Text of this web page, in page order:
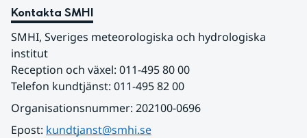
Kontakta SMHI
SMHI, Sveriges meteorologiska och hydrologiska
institut
Reception och växel: 011-495 80 00
Telefon kundtjänst: 011-495 82 00
Organisationsnummer: 202100-0696
Epost: kundtjanst@smhi.se